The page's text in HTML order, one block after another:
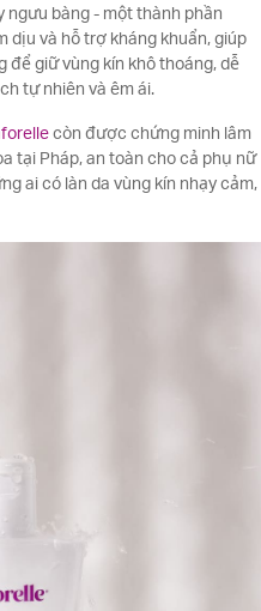
ngưu bàng - một thành phần
dịu và hỗ trợ kháng khuẩn, giúp
giữ vùng kín khô thoáng, dễ
tự nhiên và êm ái.
còn được chứng minh lâm
tại Pháp, an toàn cho cả phụ nữ
ai có làn da vùng kín nhạy cảm,